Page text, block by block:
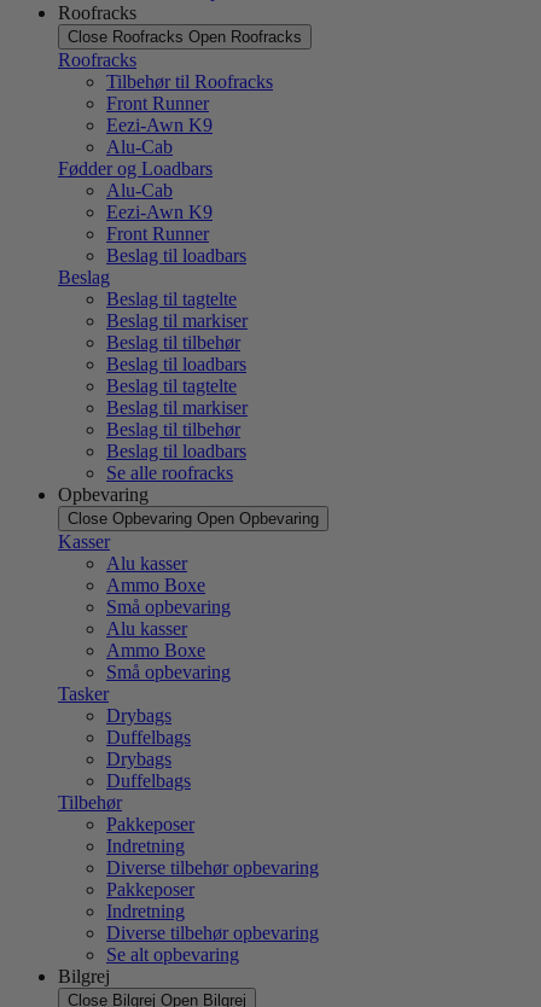
Roofracks
Close Roofracks Open Roofracks
Roofracks
Tilbehør til Roofracks
Front Runner
Eezi-Awn K9
Alu-Cab
Fødder og Loadbars
Alu-Cab
Eezi-Awn K9
Front Runner
Beslag til loadbars
Beslag
Beslag til tagtelte
Beslag til markiser
Beslag til tilbehør
Beslag til loadbars
Beslag til tagtelte
Beslag til markiser
Beslag til tilbehør
Beslag til loadbars
Se alle roofracks
Opbevaring
Close Opbevaring Open Opbevaring
Kasser
Alu kasser
Ammo Boxe
Små opbevaring
Alu kasser
Ammo Boxe
Små opbevaring
Tasker
Drybags
Duffelbags
Drybags
Duffelbags
Tilbehør
Pakkeposer
Indretning
Diverse tilbehør opbevaring
Pakkeposer
Indretning
Diverse tilbehør opbevaring
Se alt opbevaring
Bilgrej
Close Bilgrej Open Bilgrej